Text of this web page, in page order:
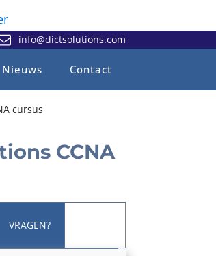
info@dictsolutions.com
Nieuws Contact
cursus
CCNA
VRAGEN?